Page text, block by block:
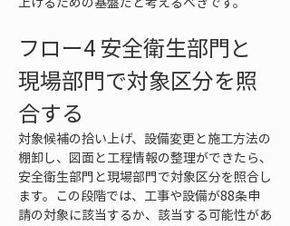
フロー4 安全衛生部門と
現場部門で対象区分を照
合する
対象候補の拾い上げ、設備変更と施工方法の
棚卸し、図面と工程情報の整理ができたら、
安全衛生部門と現場部門で対象区分を照合し
ます。この段階では、工事や設備が88条申
請の対象に該当するか、該当する可能性があ